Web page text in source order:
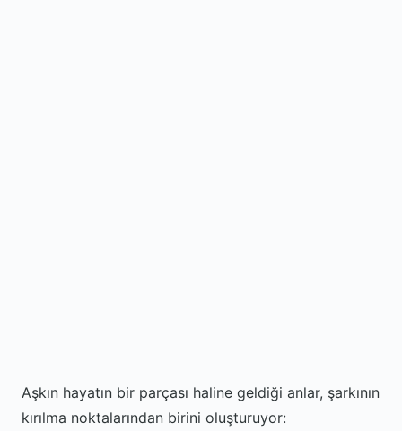
Aşkın hayatın bir parçası haline geldiği anlar, şarkının
kırılma noktalarından birini oluşturuyor: